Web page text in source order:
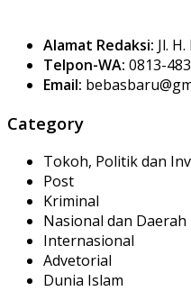
Alamat Redaksi: Jl.
Telpon-WA: 0813-
Email:
Category
Tokoh, Politik dan
Post
Kriminal
Nasional dan Daerah
Internasional
Advetorial
Dunia Islam